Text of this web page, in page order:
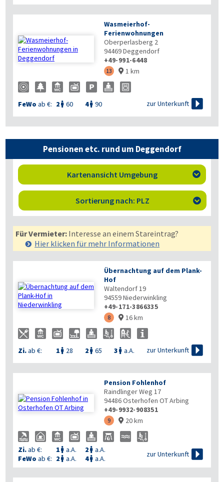
Wasmeierhof-
Ferienwohnungen
Oberperlasberg 2
94469Deggendorf
+49-991-6448
13  1 km
FeWo ab €: 2  60 4 90 zur Unterkunft 
Pensionen etc. rund um Deggendorf
Kartenansicht Umgebung 
Sortierung nach: PLZ 
Für Vermieter: Interesse an einem Stareintrag?
Hier klicken für mehr Informationen
Übernachtung auf dem Plank-
Hof
Waltendorf 19
94559Niederwinkling
+49-171-3866335
8  16 km
Zi.ab €: 1  28 2  65 3  a.A. zur Unterkunft 
Pension Fohlenhof
Raindlinger Weg 17
94486Osterhofen OT Arbing
+49-9932-908351
9  20 km
Zi.ab €: 1  a.A. 2  a.A.
FeWo ab €: 2  a.A. 4 a.A.
zur Unterkunft 